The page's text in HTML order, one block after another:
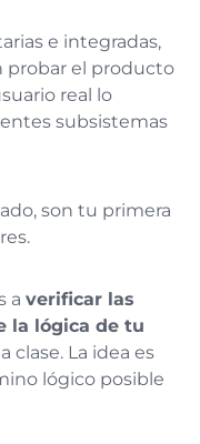
e integradas,
probar el producto
real lo
subsistemas
son tu primera
a verificar las
la lógica de tu
clase. La idea es
lógico posible